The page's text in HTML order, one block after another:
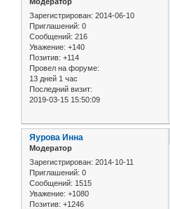
Зарегистрирован: 2014-06-10
Приглашений: 0
Сообщений: 216
Уважение: +140
Позитив: +114
Провел на форуме:
13 дней 1 час
Последний визит:
2019-03-15 15:50:09
Яурова Инна
Модератор
Зарегистрирован: 2014-10-11
Приглашений: 0
Сообщений: 1515
Уважение: +1080
Позитив: +1246